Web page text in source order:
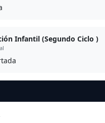
Infantil (Segundo Ciclo )